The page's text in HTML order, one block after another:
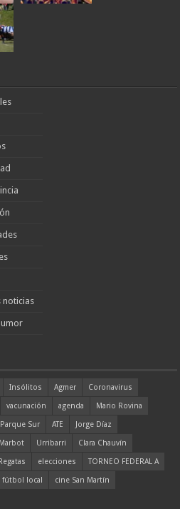
noticias
Insólitos Agmer
Coronavirus
vacunación agenda
Mario Rovina
Parque Sur ATE
Jorge Díaz
Marbot Urribarri
Clara Chauvín
elecciones
TORNEO FEDERAL A
fútbol local cine San Martín